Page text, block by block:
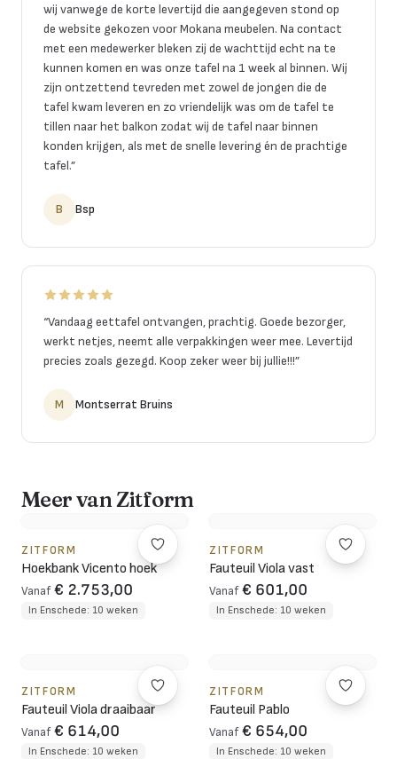
wij vanwege de korte levertijd die aangegeven stond op
de website gekozen voor Mokana meubelen. Na contact
met een medewerker bleken zij de wachttijd echt na te
kunnen komen en was onze tafel na 1 week al binnen. Wij
zijn ontzettend tevreden met zowel de jongen die de
tafel kwam leveren en zo vriendelijk was om de tafel te
tillen naar het balkon zodat wij de tafel naar binnen
konden krijgen, als met de snelle levering én de prachtige
tafel.”
B Bsp
“Vandaag eettafel ontvangen, prachtig. Goede bezorger,
werkt netjes, neemt alle verpakkingen weer mee. Levertijd
precies zoals gezegd. Koop zeker weer bij jullie!!!”
M Montserrat Bruins
Meer van Zitform
ZITFORM
Hoekbank Vicento hoek
Vanaf € 2.753,00
In Enschede: 10 weken
ZITFORM
Fauteuil Viola vast
Vanaf € 601,00
In Enschede: 10 weken
ZITFORM
Fauteuil Viola draaibaar
Vanaf € 614,00
In Enschede: 10 weken
ZITFORM
Fauteuil Pablo
Vanaf € 654,00
In Enschede: 10 weken